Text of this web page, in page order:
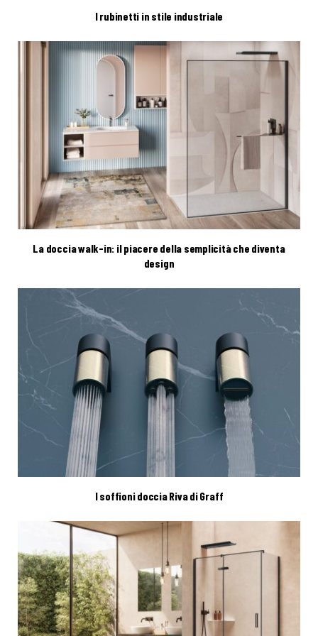
I rubinetti in stile industriale
La doccia walk-in: il piacere della semplicità che diventa
design
I soffioni doccia Riva di Graff